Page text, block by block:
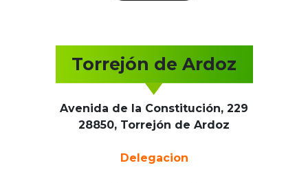
Torrejón de Ardoz
Avenida de la Constitución, 229
28850, Torrejón de Ardoz
Delegacion